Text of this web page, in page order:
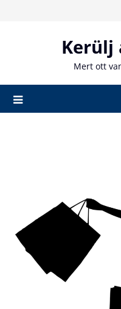
Kerülj
Mert ott